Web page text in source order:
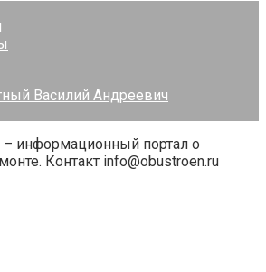
Василий Андреевич
– информационный портал о
Контакт info@obustroen.ru